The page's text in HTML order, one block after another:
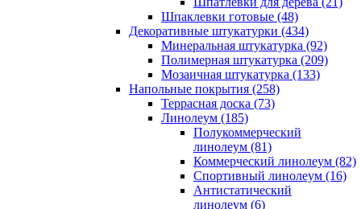
Шпаклевки готовые (48)
Декоративные штукатурки (434)
Минеральная штукатурка (92)
Полимерная штукатурка (209)
Мозаичная штукатурка (133)
Напольные покрытия (258)
Террасная доска (73)
Линолеум (185)
Полукоммерческий
линолеум (81)
Коммерческий линолеум (82)
Спортивный линолеум (16)
Антистатический
линолеум (6)